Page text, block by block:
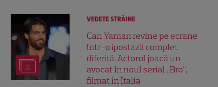
31
VEDETE STRĂINE
Can Yaman revine pe ecrane
într-o ipostază complet
diferită. Actorul joacă un
avocat în noul serial „Bro”,
filmat în Italia